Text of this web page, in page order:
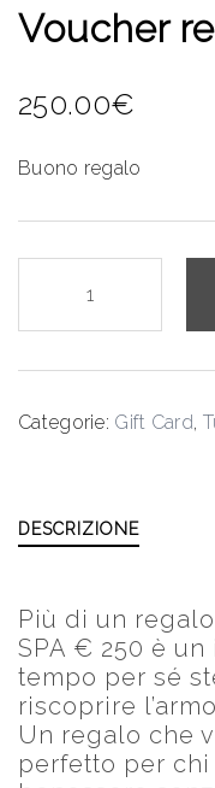
Voucher
250.00€
Buono regalo
SPA
€
-
quantità
Categorie: Gift Card,
DESCRIZIONE
Più di un
SPA € 250 è
tempo per sé
riscoprire
Un regalo che
perfetto per